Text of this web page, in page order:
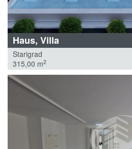
Haus, Villa
Starigrad
315,00 m2